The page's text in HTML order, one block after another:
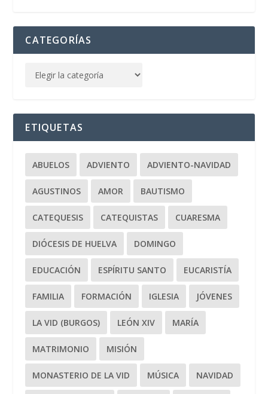
CATEGORÍAS
ETIQUETAS
ABUELOS ADVIENTO ADVIENTO-NAVIDAD
AGUSTINOS AMOR BAUTISMO
CATEQUESIS CATEQUISTAS CUARESMA
DIÓCESIS DE HUELVA DOMINGO
EDUCACIÓN ESPÍRITU SANTO EUCARISTÍA
FAMILIA FORMACIÓN IGLESIA JÓVENES
LA VID (BURGOS) LEÓN XIV MARÍA
MATRIMONIO MISIÓN
MONASTERIO DE LA VID MÚSICA NAVIDAD